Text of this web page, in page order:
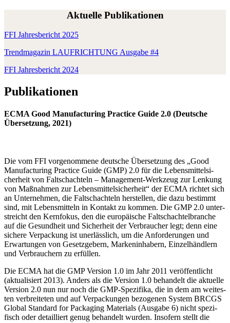
Aktuelle Publikationen
FFI Jah­res­be­richt 2025
Trend­ma­ga­zin LAUFRICHTUNG Aus­ga­be #4
FFI Jah­res­be­richt 2024
Publikationen
ECMA Good Manufacturing Practice Guide 2.0 (Deutsche
Übersetzung, 2021)
Die vom FFI vor­ge­nom­me­ne deut­sche Über­set­zung des „Good
Manu­fac­tu­ring Prac­ti­ce Gui­de (GMP) 2.0 für die Lebens­mit­tel­si­
cher­heit von Falt­schach­teln – Manage­ment-Werk­zeug zur Len­kung
von Maß­nah­men zur Lebens­mit­tel­si­cher­heit“ der ECMA rich­tet sich
an Unter­neh­men, die Falt­schach­teln her­stel­len, die dazu bestimmt
sind, mit Lebens­mit­teln in Kon­takt zu kom­men. Die GMP 2.0 unter­
streicht den Kern­fo­kus, den die euro­päi­sche Falt­schach­tel­bran­che
auf die Gesund­heit und Sicher­heit der Ver­brau­cher legt; denn eine
siche­re Ver­pa­ckung ist uner­läss­lich, um die Anfor­de­run­gen und
Erwar­tun­gen von Gesetz­ge­bern, Mar­ken­in­ha­bern, Ein­zel­händ­lern
und Ver­brau­chern zu erfüllen.
Die ECMA hat die GMP Ver­si­on 1.0 im Jahr 2011 ver­öf­fent­licht
(aktua­li­siert 2013). Anders als die Ver­si­on 1.0 behan­delt die aktu­el­le
Ver­si­on 2.0 nun nur noch die GMP-Spe­zi­fi­ka, die in dem am wei­tes­
ten ver­brei­te­ten und auf Ver­pa­ckun­gen bezo­ge­nen Sys­tem BRCGS
Glo­bal Stan­dard for Pack­a­ging Mate­ri­als (Aus­ga­be 6) nicht spe­zi­
fisch oder detail­liert genug behan­delt wur­den. Inso­fern stellt die